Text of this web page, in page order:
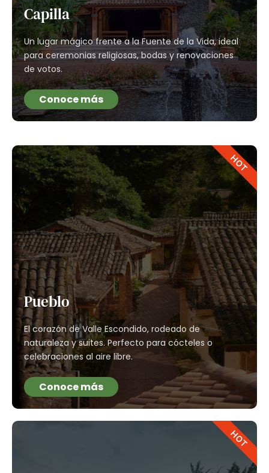
Capilla
Un lugar mágico frente a la Fuente de la Vida, ideal
para ceremonias religiosas, bodas y renovaciones
de votos.
Conoce más
Pueblo
El corazón de Valle Escondido, rodeado de
naturaleza y suites. Perfecto para cócteles o
celebraciones al aire libre.
Conoce más
HOT
HOT